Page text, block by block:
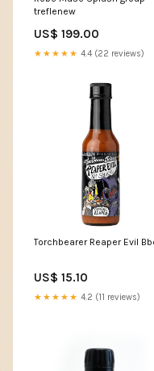
treflenew
US$ 199.00
★★★★★ 4.4 (22 reviews)
Torchbearer Reaper Evil
US$ 15.10
★★★★★ 4.2 (11 reviews)